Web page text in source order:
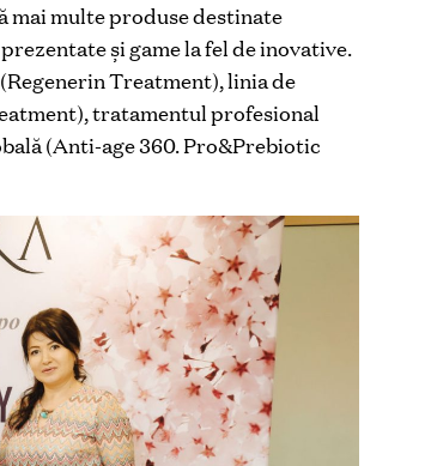
multe produse destinate
şi game la fel de inovative.
Treatment), linia de
tratamentul profesional
(Anti-age 360. Pro&Prebiotic